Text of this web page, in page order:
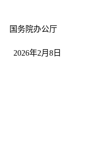
国务院办公厅
2026年2月8日